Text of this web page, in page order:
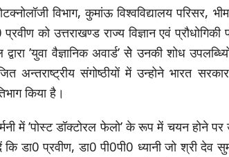
विभाग, कुमांऊ विश्वविद्यालय
प्रवीण को उत्तराखण्ड राज्य विज्ञान एवं
’युवा वैज्ञानिक अवार्ड’ सेे उनकी शोध
अन्तराष्ट्रीय संगोष्ठीयों में उन्होने भारत
किया है।
में ’पोस्ट डॉक्टोरल फेलो’ के रूप में चयन होने
डा0 प्रवीण, डा0 पी0पी0 ध्यानी जो श्री देव